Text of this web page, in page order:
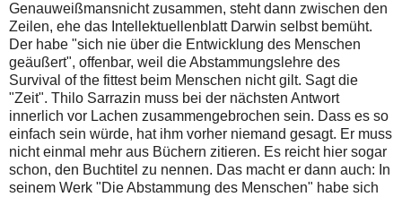
Genauweißmansnicht zusammen, steht dann zwischen den
Zeilen, ehe das Intellektuellenblatt Darwin selbst bemüht.
Der habe "sich nie über die Entwicklung des Menschen
geäußert", offenbar, weil die Abstammungslehre des
Survival of the fittest beim Menschen nicht gilt. Sagt die
"Zeit". Thilo Sarrazin muss bei der nächsten Antwort
innerlich vor Lachen zusammengebrochen sein. Dass es so
einfach sein würde, hat ihm vorher niemand gesagt. Er muss
nicht einmal mehr aus Büchern zitieren. Es reicht hier sogar
schon, den Buchtitel zu nennen. Das macht er dann auch: In
seinem Werk "Die Abstammung des Menschen" habe sich